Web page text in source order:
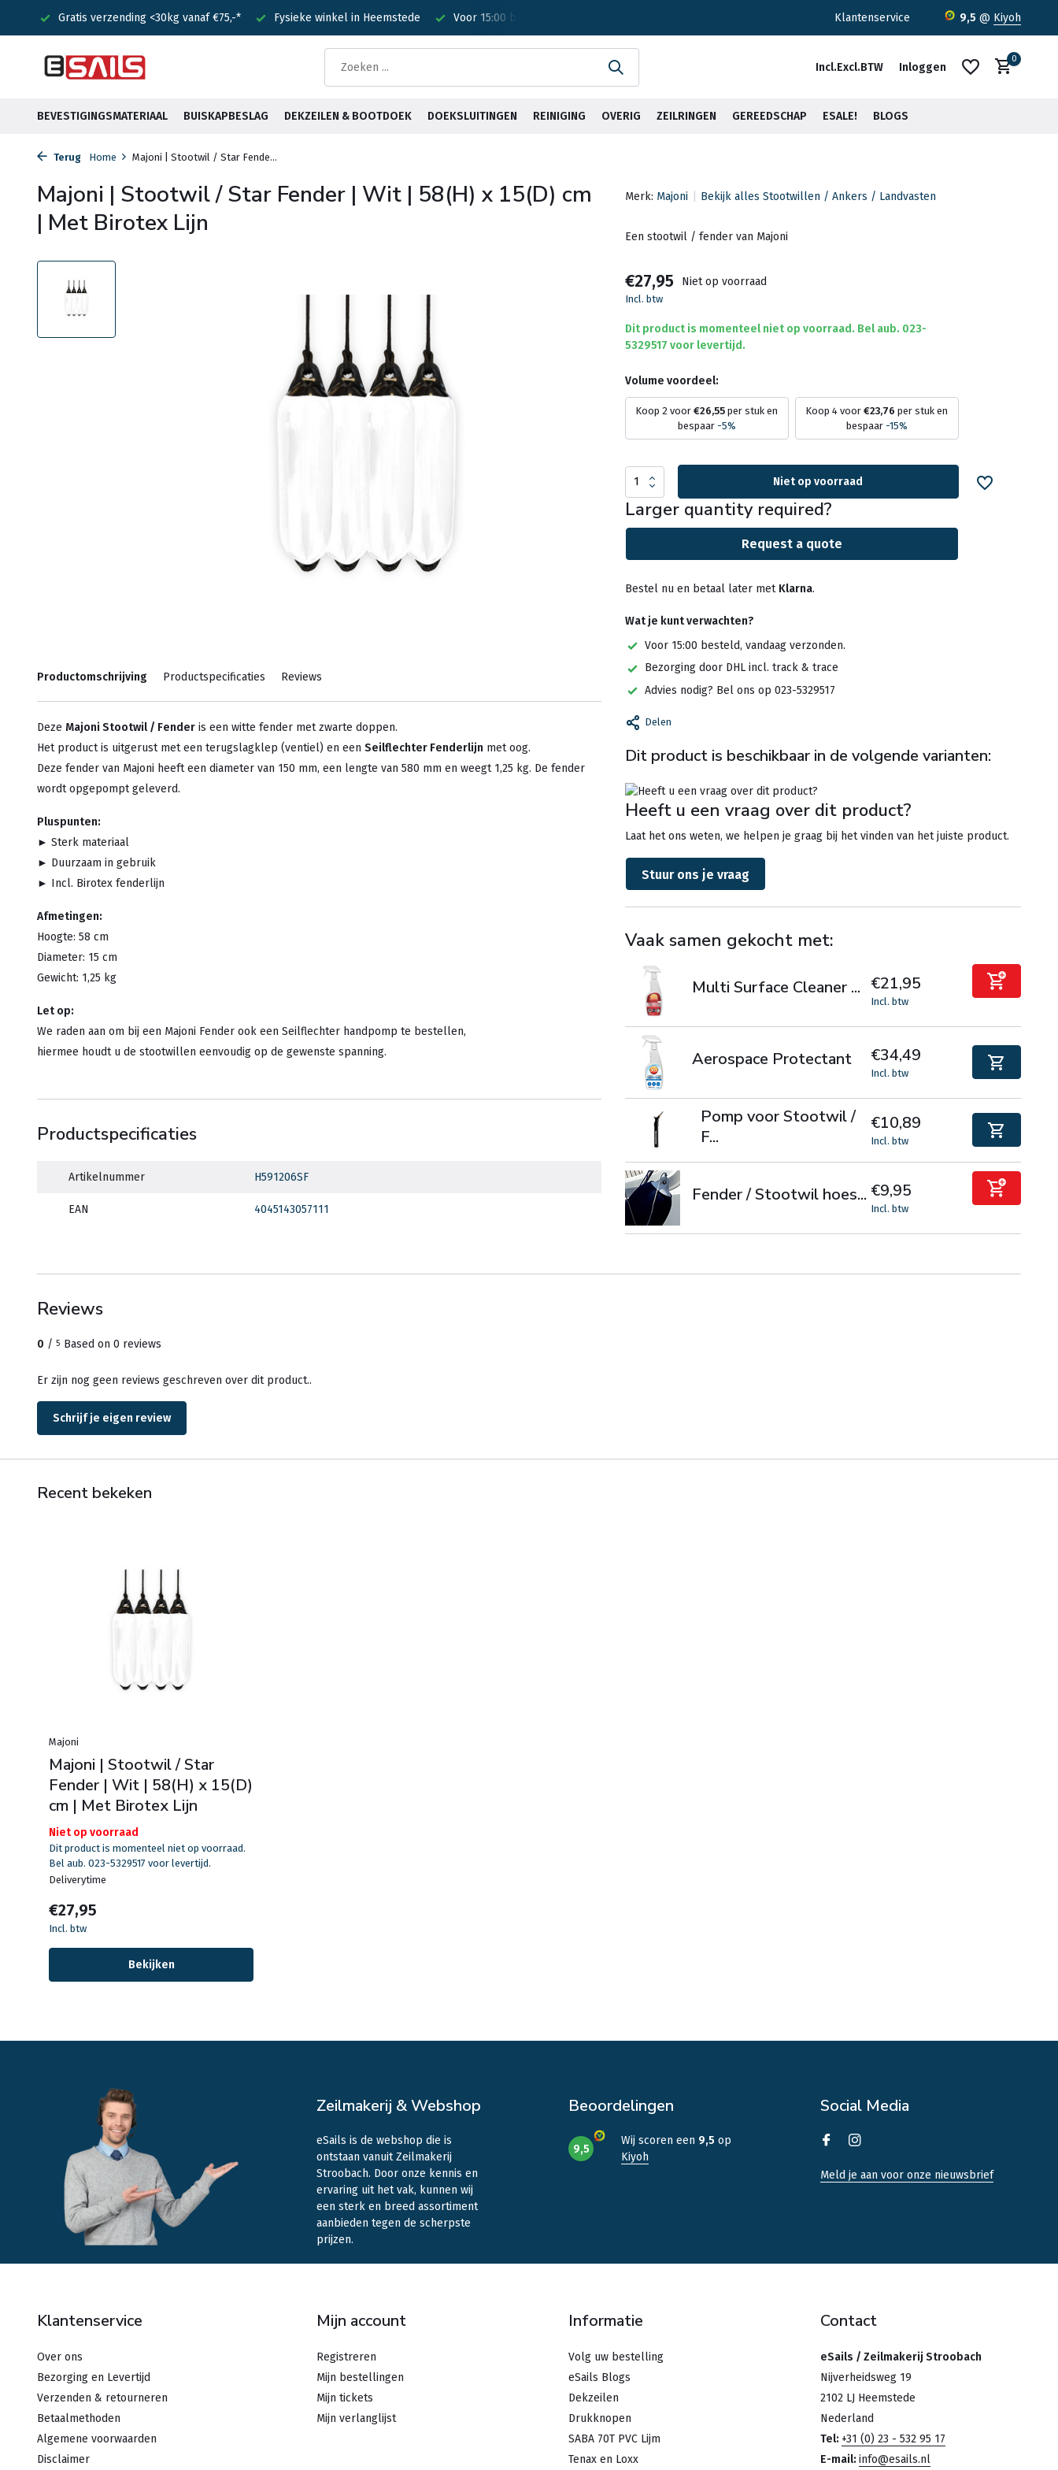
Gratis verzending <30kg vanaf €75,-* Fysieke winkel in Heemstede Voor 15:00 besteld? Is vandaag verzonden! Gratis verzending <30kg vanaf €75,-*
Klantenservice 9,5 @ Kiyoh
Incl.Excl.BTW Inloggen
0
BEVESTIGINGSMATERIAAL BUISKAPBESLAG DEKZEILEN & BOOTDOEK DOEKSLUITINGEN REINIGING OVERIG ZEILRINGEN GEREEDSCHAP ESALE! BLOGS
Terug Home Majoni | Stootwil / Star Fende...
Majoni | Stootwil / Star Fender | Wit | 58(H) x 15(D) cm
| Met Birotex Lijn
Productomschrijving Productspecificaties Reviews
Deze Majoni Stootwil / Fender is een witte fender met zwarte doppen.
Het product is uitgerust met een terugslagklep (ventiel) en een Seilflechter Fenderlijn met oog.
Deze fender van Majoni heeft een diameter van 150 mm, een lengte van 580 mm en weegt 1,25 kg. De fender
wordt opgepompt geleverd.
Pluspunten:
► Sterk materiaal
► Duurzaam in gebruik
► Incl. Birotex fenderlijn
Afmetingen:
Hoogte: 58 cm
Diameter: 15 cm
Gewicht: 1,25 kg
Let op:
We raden aan om bij een Majoni Fender ook een Seilflechter handpomp te bestellen,
hiermee houdt u de stootwillen eenvoudig op de gewenste spanning.
Productspecificaties
Artikelnummer H591206SF
EAN 4045143057111
Merk: Majoni Bekijk alles Stootwillen / Ankers / Landvasten
Een stootwil / fender van Majoni
€27,95 Niet op voorraad
Incl. btw
Dit product is momenteel niet op voorraad. Bel aub. 023-
5329517 voor levertijd.
Volume voordeel:
Koop 2 voor€26,55 per stuk en
bespaar -5%
Koop 4 voor€23,76 per stuk en
bespaar -15%
Niet op voorraad
Larger quantity required?
Request a quote
Bestel nu en betaal later met Klarna.
Wat je kunt verwachten?
Voor 15:00 besteld, vandaag verzonden.
Bezorging door DHL incl. track & trace
Advies nodig? Bel ons op 023-5329517
Delen
Dit product is beschikbaar in de volgende varianten:
Heeft u een vraag over dit product?
Laat het ons weten, we helpen je graag bij het vinden van het juiste product.
Stuur ons je vraag
Vaak samen gekocht met:
Multi Surface Cleaner ... €21,95
Incl. btw
Aerospace Protectant €34,49
Incl. btw
Pomp voor Stootwil /
F...
€10,89
Incl. btw
Fender / Stootwil hoes... €9,95
Incl. btw
Reviews
0 / 5 Based on 0 reviews
Er zijn nog geen reviews geschreven over dit product..
Schrijf je eigen review
Recent bekeken
Majoni
Majoni | Stootwil / Star
Fender | Wit | 58(H) x 15(D)
cm | Met Birotex Lijn
Niet op voorraad
Dit product is momenteel niet op voorraad.
Bel aub. 023-5329517 voor levertijd.
Deliverytime
€27,95
Incl. btw
Bekijken
Zeilmakerij & Webshop
eSails is de webshop die is
ontstaan vanuit Zeilmakerij
Stroobach. Door onze kennis en
ervaring uit het vak, kunnen wij
een sterk en breed assortiment
aanbieden tegen de scherpste
prijzen.
Beoordelingen
9,5
Wij scoren een 9,5 op
Kiyoh
Social Media
Meld je aan voor onze nieuwsbrief
Klantenservice
Over ons
Bezorging en Levertijd
Verzenden & retourneren
Betaalmethoden
Algemene voorwaarden
Disclaimer
Mijn account
Registreren
Mijn bestellingen
Mijn tickets
Mijn verlanglijst
Informatie
Volg uw bestelling
eSails Blogs
Dekzeilen
Drukknopen
SABA 70T PVC Lijm
Tenax en Loxx
Contact
eSails / Zeilmakerij Stroobach
Nijverheidsweg 19
2102 LJ Heemstede
Nederland
Tel: +31 (0) 23 - 532 95 17
E-mail: info@esails.nl